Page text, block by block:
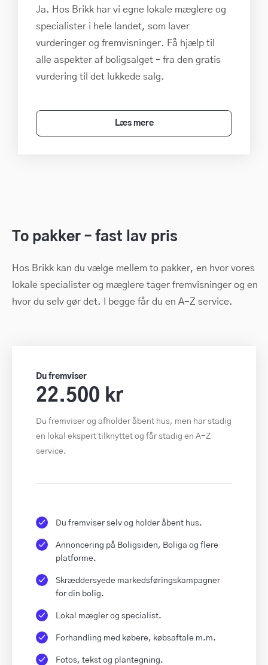
Ja. Hos Brikk har vi egne lokale mæglere og
specialister i hele landet, som laver
vurderinger og fremvisninger. Få hjælp til
alle aspekter af boligsalget – fra den gratis
vurdering til det lukkede salg.
Læs mere
To pakker – fast lav pris
Hos Brikk kan du vælge mellem to pakker, en hvor vores
lokale specialister og mæglere tager fremvisninger og en
hvor du selv gør det. I begge får du en A-Z service.
Du fremviser
22.500 kr
Du fremviser og afholder åbent hus, men har stadig
en lokal ekspert tilknyttet og får stadig en A-Z
service.
Du fremviser selv og holder åbent hus.
Annoncering på Boligsiden, Boliga og flere
platforme.
Skræddersyede markedsføringskampagner
for din bolig.
Lokal mægler og specialist.
Forhandling med købere, købsaftale m.m.
Fotos, tekst og plantegning.